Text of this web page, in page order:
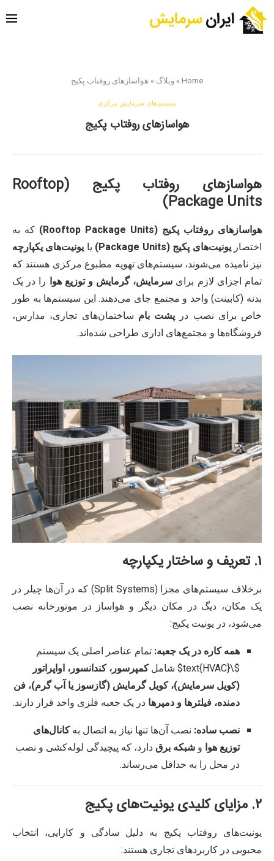
Home
»وبلاگ » هواسازهای روفتاب پکیج
سیستم‌های سرمایش مرکزی
هواسازهای روفتاب پکیج
هواسازهای روفتاب پکیج (Rooftop
Package Units)
هواسازهای روفتاب پکیج (Rooftop Package Units)
که به
اختصاریونیت‌های پکیج (Package Units) یایونیت‌های یکپارچه
نیز نامیده می‌شوند، سیستم‌های تهویه مطبوع مرکزی هستند که
تمام اجزای لازم برای سرمایش، گرمایش و توزیع هوا را در یک
بدنه (کابینت) واحد و مجتمع جای می‌دهند. این سیستم‌ها به طور
خاص برای نصب درپشت بام ساختمان‌های تجاری، مدارس،
فروشگاه‌ها و مجتمع‌های اداری طراحی شده‌اند.
۱. تعریف و ساختار یکپارچه
برخلاف سیستم‌های مجزا (Split Systems) که در آن‌ها چیلر در
یک مکان، دیگ در مکان دیگر و هواساز در موتورخانه نصب
می‌شود، در یونیت پکیج:
همه کاره در یک جعبه: تمام عناصر اصلی یک سیستم
$\text{HVAC}$
شاملکمپرسور، کندانسور، اواپراتور
(کویل سرمایش)، کویل گرمایش (گازسوز یا آب گرم)، فن
دمنده، فیلترها و دمپرها در یک جعبه فلزی واحد قرار دارند.
نصب ساده: نصب آن‌ها تنها نیاز به اتصال بهکانال‌های
توزیع هوا و شبکه برقدارد، که پیچیدگی لوله‌کشی و نصب
در محل را به حداقل می‌رساند.
۲. مزایای کلیدی یونیت‌های پکیج
یونیت‌های روفتاب پکیج به دلیل سادگی و کارایی، انتخاب
محبوبی در کاربردهای تجاری هستند: